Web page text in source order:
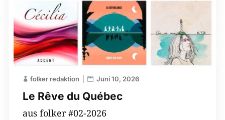
Le Rêve du Québec
folker redaktion Juni 10, 2026
aus folker #02-2026